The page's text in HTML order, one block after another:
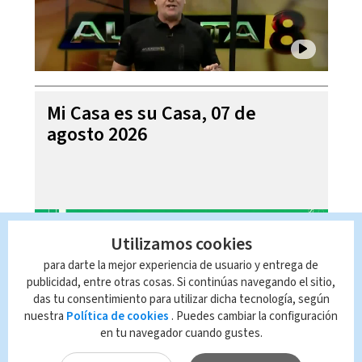
Mi Casa es su Casa, 07 de
agosto 2026
Utilizamos cookies
para darte la mejor experiencia de usuario y entrega de
publicidad, entre otras cosas. Si continúas navegando el sitio,
das tu consentimiento para utilizar dicha tecnología, según
nuestra Política de cookies . Puedes cambiar la configuración
en tu navegador cuando gustes.